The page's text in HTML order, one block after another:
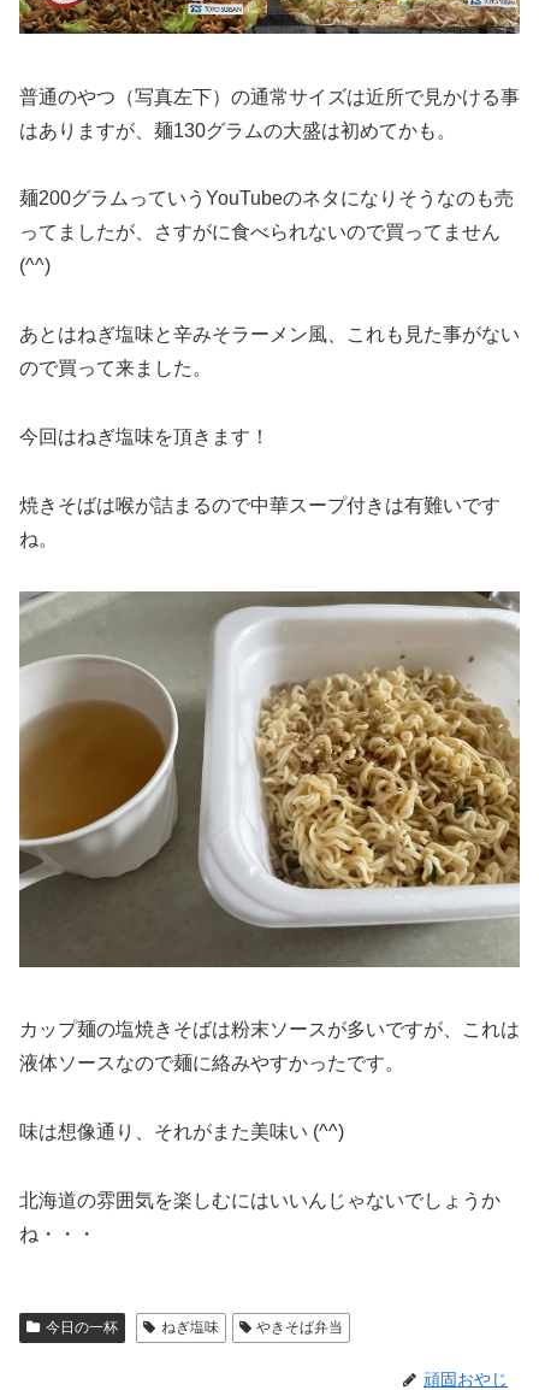
普通のやつ（写真左下）の通常サイズは近所で見かける事
はありますが、麺130グラムの大盛は初めてかも。
麺200グラムっていうYouTubeのネタになりそうなのも売
ってましたが、さすがに食べられないので買ってません
(^^)
あとはねぎ塩味と辛みそラーメン風、これも見た事がない
ので買って来ました。
今回はねぎ塩味を頂きます！
焼きそばは喉が詰まるので中華スープ付きは有難いです
ね。
カップ麺の塩焼きそばは粉末ソースが多いですが、これは
液体ソースなので麺に絡みやすかったです。
味は想像通り、それがまた美味い (^^)
北海道の雰囲気を楽しむにはいいんじゃないでしょうか
ね・・・
今日の一杯 ねぎ塩味 やきそば弁当
頑固おやじ